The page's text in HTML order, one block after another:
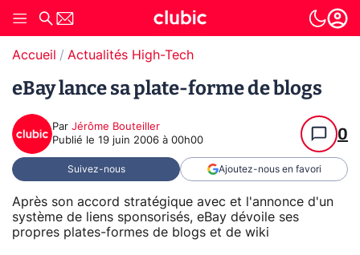
Accueil Actualités High-Tech
eBay lance sa plate-forme de blogs
Par Jérôme Bouteiller
Publié le 19 juin 2006 à 00h00 0
Suivez-nous Ajoutez-nous en favori
Après son accord stratégique avec et l'annonce d'un
système de liens sponsorisés, eBay dévoile ses
propres plates-formes de blogs et de wiki